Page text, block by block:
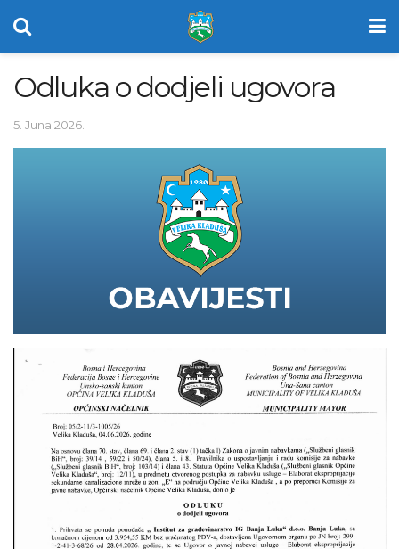
Odluka o dodjeli ugovora
5. Juna 2026.